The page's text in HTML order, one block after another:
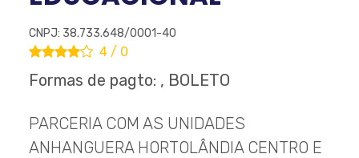
CNPJ: 38.733.648/0001-40
4 / 0
Formas de pagto: , BOLETO
PARCERIA COM AS UNIDADES
ANHANGUERA HORTOLÂNDIA CENTRO E